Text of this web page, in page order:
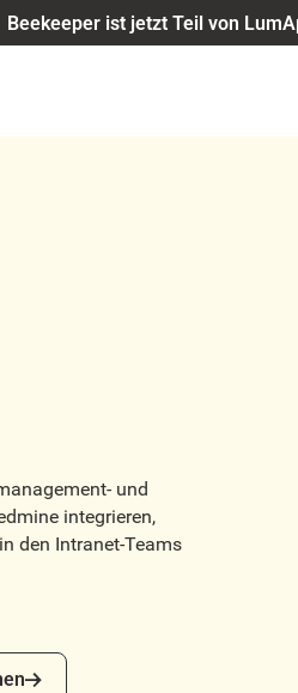
Beekeeper ist jetzt Teil von
und
integrieren,
den Intranet-Teams